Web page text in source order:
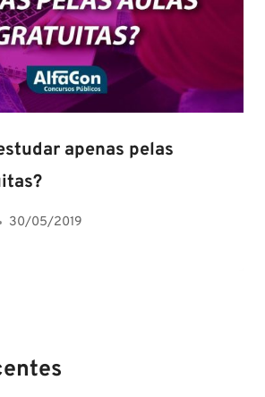
apenas pelas
30/05/2019